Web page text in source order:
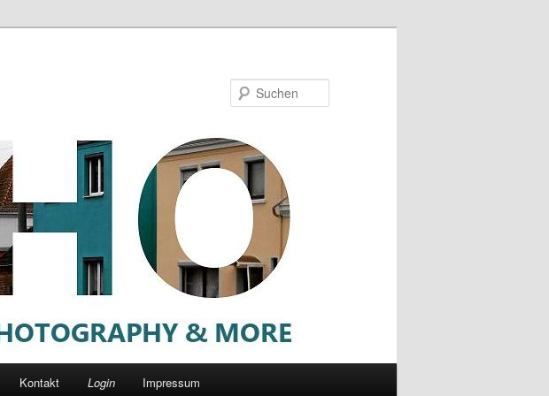
Kontakt Login Impressum